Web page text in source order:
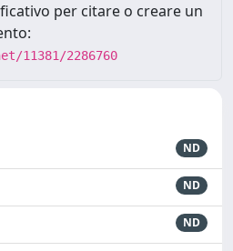
per citare o creare un
11381/2286760
ND
ND
ND